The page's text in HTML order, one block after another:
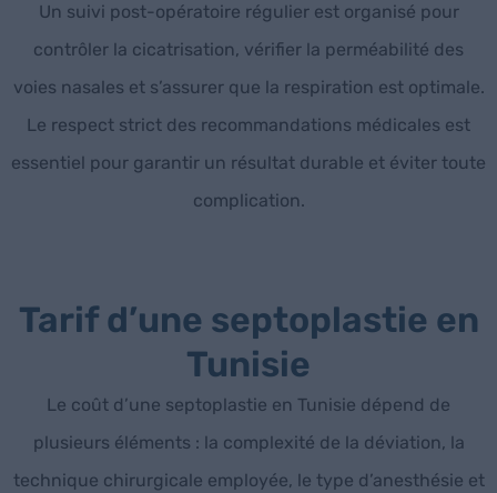
Un suivi post-opératoire régulier est organisé pour
contrôler la cicatrisation, vérifier la perméabilité des
voies nasales et s’assurer que la respiration est optimale.
Le respect strict des recommandations médicales est
essentiel pour garantir un résultat durable et éviter toute
complication.
Tarif d’une septoplastie en
Tunisie
Le coût d’une septoplastie en Tunisie dépend de
plusieurs éléments : la complexité de la déviation, la
technique chirurgicale employée, le type d’anesthésie et